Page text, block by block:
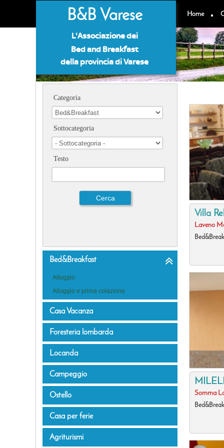
Categoria
Sottocategoria
Testo
Bed&Breakfast 
Alloggio
Alloggio e prima colazione
Casa Vacanza
Foresteria lombarda
Locanda
Campeggio
Ostello
Casa per ferie
Agriturismi
Home
B&B Varese
L'Associazione dei
Bed and Breakfast
della provincia di Varese
Villa
Laveno
Somma